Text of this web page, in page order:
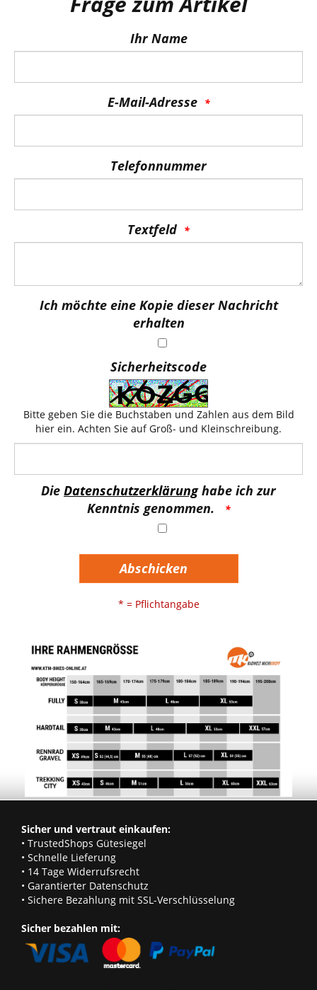
Ihr Name
E-Mail-Adresse
Telefonnummer
Textfeld
Ich möchte eine Kopie dieser Nachricht
erhalten
Sicherheitscode
Bitte geben Sie die Buchstaben und Zahlen aus dem Bild
hier ein. Achten Sie auf Groß- und Kleinschreibung.
Die Datenschutzerklärunghabe ich zur
Kenntnis genommen.
Abschicken
* = Pflichtangabe
Sicher und vertraut einkaufen:
• TrustedShops Gütesiegel
• Schnelle Lieferung
• 14 Tage Widerrufsrecht
• Garantierter Datenschutz
• Sichere Bezahlung mit SSL-Verschlüsselung
Sicher bezahlen mit: